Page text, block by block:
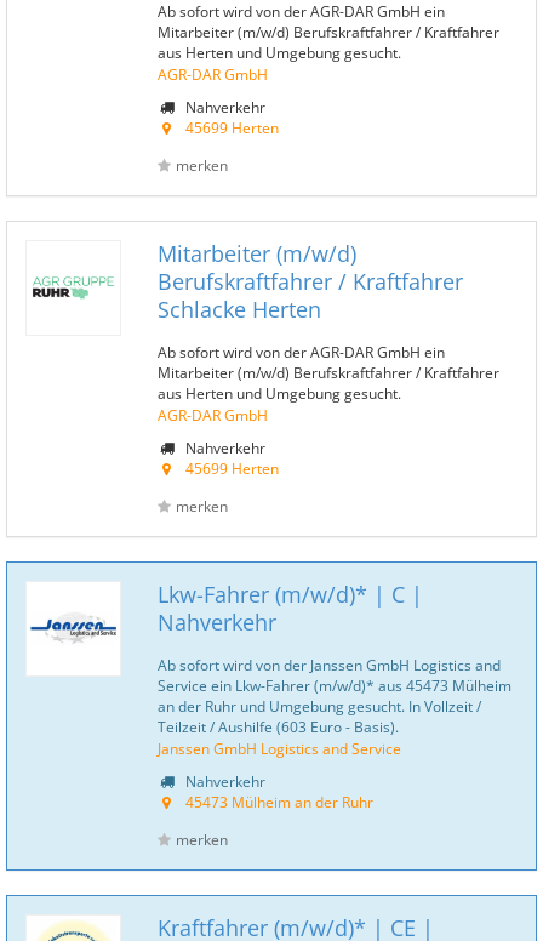
Ab sofort wird von der AGR-DAR GmbH ein
Mitarbeiter (m/w/d) Berufskraftfahrer / Kraftfahrer
aus Herten und Umgebung gesucht.
AGR-DAR GmbH
Nahverkehr
45699 Herten
merken
Mitarbeiter (m/w/d)
Berufskraftfahrer / Kraftfahrer
Schlacke Herten
Ab sofort wird von der AGR-DAR GmbH ein
Mitarbeiter (m/w/d) Berufskraftfahrer / Kraftfahrer
aus Herten und Umgebung gesucht.
AGR-DAR GmbH
Nahverkehr
45699 Herten
merken
Lkw-Fahrer (m/w/d)* | C |
Nahverkehr
Ab sofort wird von der Janssen GmbH Logistics and
Service ein Lkw-Fahrer (m/w/d)* aus 45473 Mülheim
an der Ruhr und Umgebung gesucht. In Vollzeit /
Teilzeit / Aushilfe (603 Euro - Basis).
Janssen GmbH Logistics and Service
Nahverkehr
45473 Mülheim an der Ruhr
merken
Kraftfahrer (m/w/d)* | CE |